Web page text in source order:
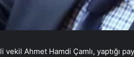
vekil Ahmet Hamdi Çamlı, yaptığı